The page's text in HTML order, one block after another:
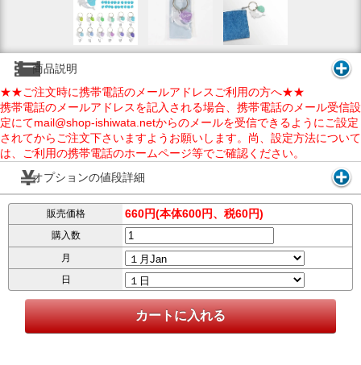
商品説明
★★ご注文時に携帯電話のメールアドレスご利用の方へ★★
携帯電話のメールアドレスを記入される場合、携帯電話のメール受信設
定にてmail@shop-ishiwata.netからのメールを受信できるようにご設定
されてからご注文下さいますようお願いします。尚、設定方法について
は、ご利用の携帯電話のホームページ等でご確認ください。
オプションの値段詳細
販売価格 660円(本体600円、税60円)
購入数
月
日